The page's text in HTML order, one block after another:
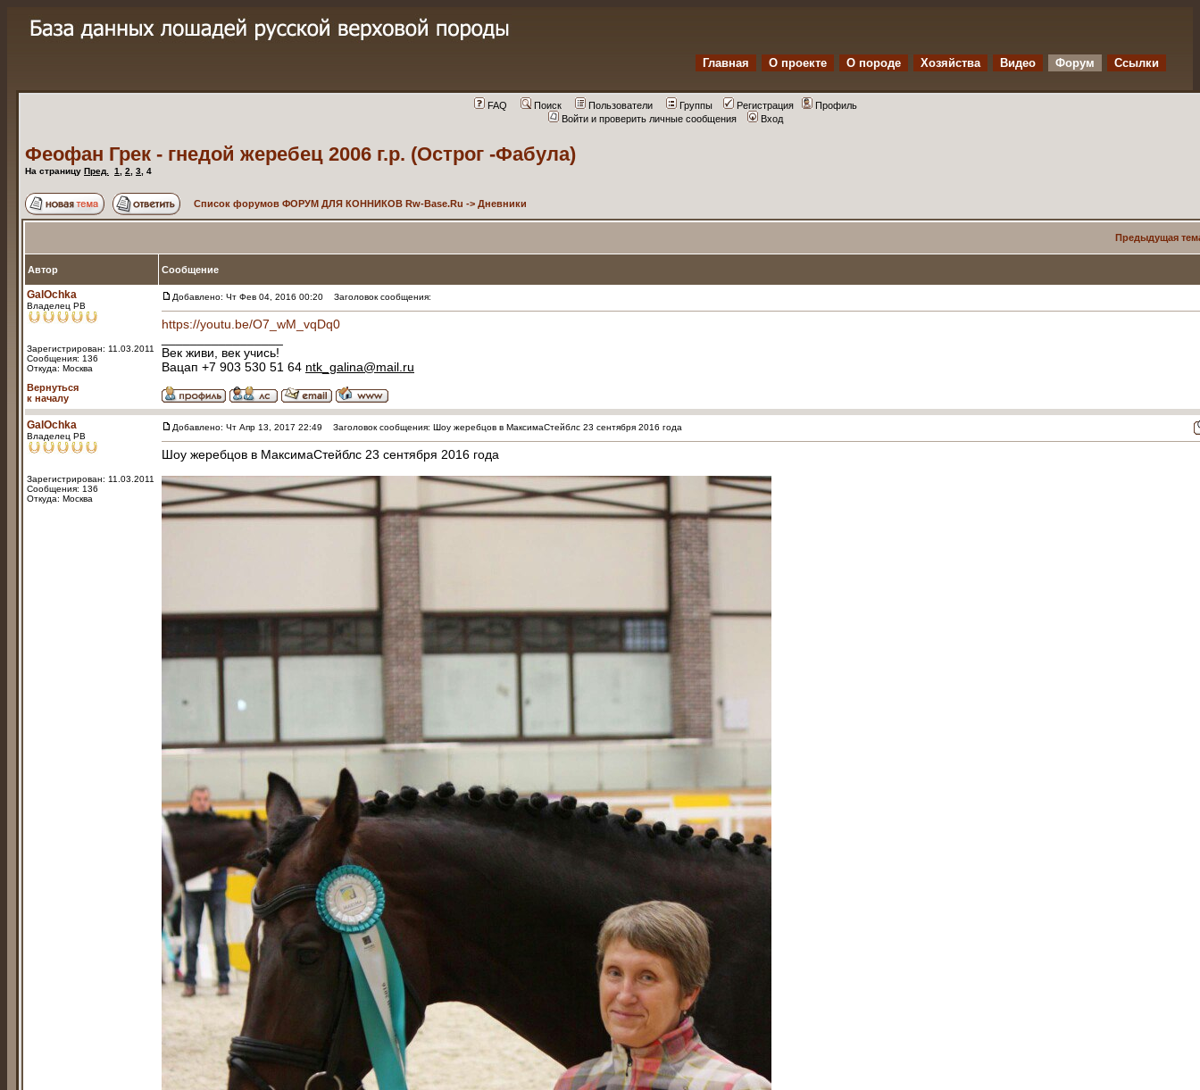
Главная О проекте O породе Хозяйства Видео Форум Ссылки
FAQ Поиск Пользователи Группы Регистрация
Профиль
Войти и проверить личные сообщения
Вход
Феофан Грек - гнедой жеребец 2006 г.р. (Острог -Фабула)
На страницу Пред. 1 2 3 4
Список форумов ФОРУМ ДЛЯ КОННИКОВ Rw-Base.Ru -> Дневники
Предыдущая
Автор Сообщение
GalOchka
Владелец РВ
Зарегистрирован: 11.03.2011
Сообщения: 136
Откуда: Москва
Добавлено: Чт Фев 04, 2016 00:20 Заголовок сообщения:
https://youtu.be/O7_wM_vqDq0
Век живи, век учись!
Вацап +7 903 530 51 64 ntk_galina@mail.ru
Вернуться
к началу
GalOchka
Владелец РВ
Зарегистрирован: 11.03.2011
Сообщения: 136
Откуда: Москва
Добавлено: Чт Апр 13, 2017 22:49 Заголовок сообщения: Шоу жеребцов в МаксимаСтейблс 23 сентября 2016 года
Шоу жеребцов в МаксимаСтейблс 23 сентября 2016 года